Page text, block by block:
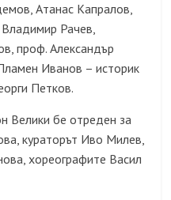
Атанас Капралов,
Рачев,
проф. Александър
Иванов – историк
Петков.
Велики бе отреден за
кураторът Иво Милев,
хореографите Васил